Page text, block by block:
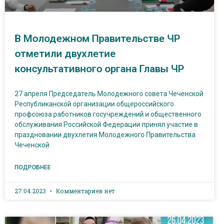
В Молодежном Правительстве ЧР
отметили двухлетие
консультативного органа Главы ЧР
27 апреля Председатель Молодежного совета Чеченской
Республиканской организации общероссийского
профсоюза работников госучреждений и общественного
обслуживания Российской Федерации принял участие в
праздновании двухлетия Молодежного Правительства
Чеченской
ПОДРОБНЕЕ
27.04.2023 Комментариев нет